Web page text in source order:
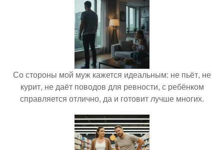
Со стороны мой муж кажется идеальным: не пьёт, не
курит, не даёт поводов для ревности, с ребёнком
справляется отлично, да и готовит лучше многих.